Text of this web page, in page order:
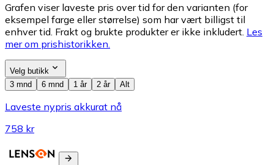
Grafen viser laveste pris over tid for den varianten (for
eksempel farge eller størrelse) som har vært billigst til
enhver tid. Frakt og brukte produkter er ikke inkludert. Les
mer om prishistorikken.
Velg butikk
3 mnd
6 mnd 1 år 2 år Alt
Laveste nypris akkurat nå
758 kr